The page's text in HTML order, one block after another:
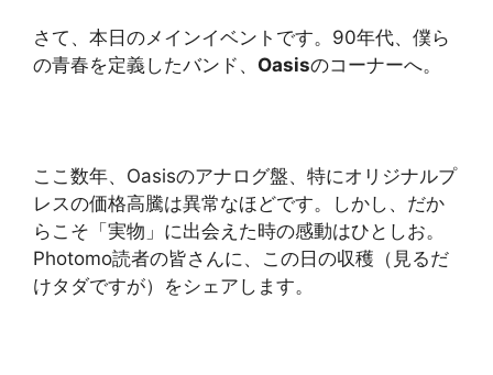
さて、本日のメインイベントです。90年代、僕ら
の青春を定義したバンド、 Oasisのコーナーへ。
ここ数年、Oasisのアナログ盤、特にオリジナルプ
レスの価格高騰は異常なほどです。しかし、だか
らこそ「実物」に出会えた時の感動はひとしお。
Photomo読者の皆さんに、この日の収穫（見るだ
けタダですが）をシェアします。